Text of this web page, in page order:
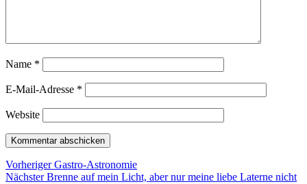
Name *
E-Mail-Adresse *
Website
Beitragsnavigation
Vorheriger Vorheriger
Beitrag:
Gastro-Astronomie
Nächster Nächster
Brenne auf mein Licht, aber nur meine liebe Laterne nicht